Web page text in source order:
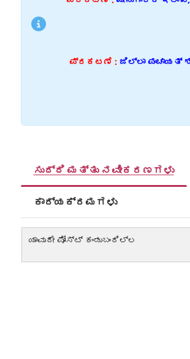
ಪ್ರಕಟಣೆ : ಜಿಲ್ಲಾ ಪಂಚಾಯತ್
ಸುದ್ದಿ ಮತ್ತು ನವೀಕರಣಗಳು
ಕಾರ್ಯಕ್ರಮಗಳು
ಯಾವುದೇ ಪೋಸ್ಟ್ ಕಂಡುಬಂದಿಲ್ಲ